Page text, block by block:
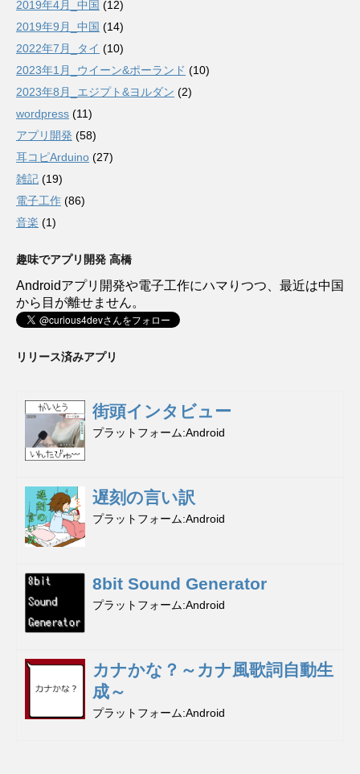
2019年4月_中国 (12)
2019年9月_中国 (14)
2022年7月_タイ (10)
2023年1月_ウイーン&ポーランド (10)
2023年8月_エジプト&ヨルダン (2)
wordpress (11)
アプリ開発 (58)
耳コピArduino (27)
雑記 (19)
電子工作 (86)
音楽 (1)
趣味でアプリ開発 高橋
Androidアプリ開発や電子工作にハマりつつ、最近は中国
から目が離せません。
リリース済みアプリ
街頭インタビュー
プラットフォーム Android
遅刻の言い訳
プラットフォーム Android
8bit Sound Generator
プラットフォーム Android
カナかな？～カナ風歌詞自動生
成～
プラットフォーム Android